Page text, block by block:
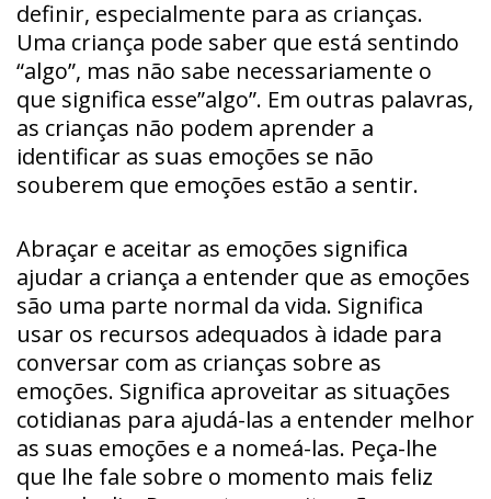
definir, especialmente para as crianças.
Uma criança pode saber que está sentindo
“algo”, mas não sabe necessariamente o
que significa esse”algo”. Em outras palavras,
as crianças não podem aprender a
identificar as suas emoções se não
souberem que emoções estão a sentir.
Abraçar e aceitar as emoções significa
ajudar a criança a entender que as emoções
são uma parte normal da vida. Significa
usar os recursos adequados à idade para
conversar com as crianças sobre as
emoções. Significa aproveitar as situações
cotidianas para ajudá-las a entender melhor
as suas emoções e a nomeá-las. Peça-lhe
que lhe fale sobre o momento mais feliz